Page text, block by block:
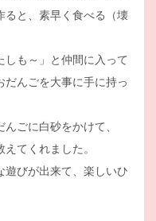
ると、素早く食べる（壊
も～」と仲間に入って
だんごを大事に手に持っ
ごに白砂をかけて、
てくれました。
びが出来て、楽しいひ